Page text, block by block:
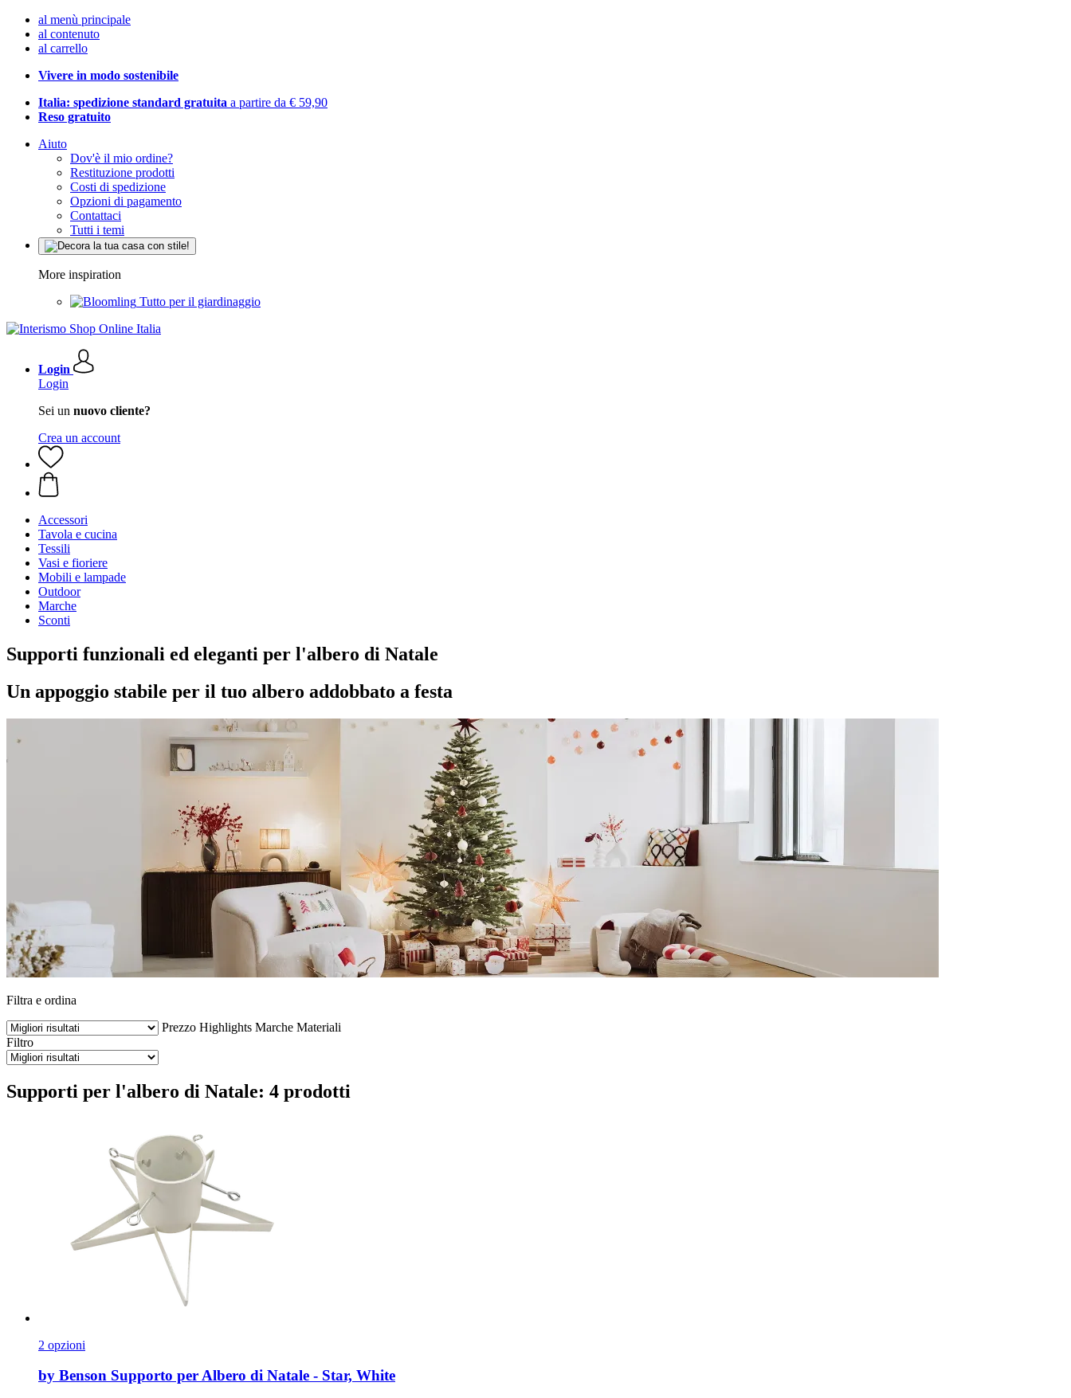
al menù principale
al contenuto
al carrello
Vivere in modo sostenibile
Italia: spedizione standard gratuita a partire da € 59,90
Reso gratuito
Aiuto
Dov'è il mio ordine?
Restituzione prodotti
Costi di spedizione
Opzioni di pagamento
Contattaci
Tutti i temi
More inspiration
Tutto per il giardinaggio
Login
Login
Sei un nuovo cliente?
Crea un account
Accessori
Tavola e cucina
Tessili
Vasi e fioriere
Mobili e lampade
Outdoor
Marche
Sconti
Supporti funzionali ed eleganti per l'albero di Natale
Un appoggio stabile per il tuo albero addobbato a festa
Filtra e ordina
Prezzo Highlights Marche Materiali
Filtro
Supporti per l'albero di Natale: 4 prodotti
2 opzioni
by Benson Supporto per Albero di Natale -​ Star, White